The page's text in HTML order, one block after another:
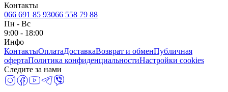
Контакты
066 691 85 93066 558 79 88
Пн - Вс
9:00 - 18:00
Инфо
КонтактыОплатаДоставкаВозврат и обменПубличная
офертаПолитика конфиденциальностиНастройки cookies
Следите за нами